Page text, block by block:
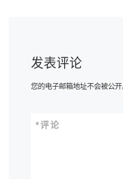
发表评论
您的电子邮箱地址不会被公开
评论
*